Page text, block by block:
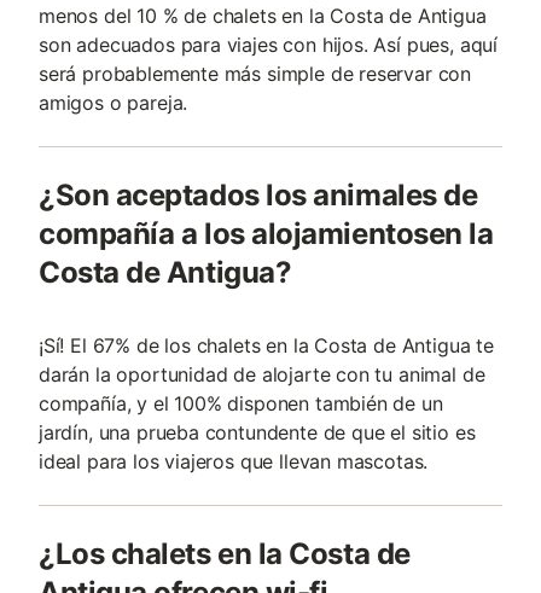
menos del 10 % de chalets en la Costa de Antigua
son adecuados para viajes con hijos. Así pues, aquí
será probablemente más simple de reservar con
amigos o pareja.
¿Son aceptados los animales de
compañía a los alojamientosen la
Costa de Antigua?
¡Sí! El 67% de los chalets en la Costa de Antigua te
darán la oportunidad de alojarte con tu animal de
compañía, y el 100% disponen también de un
jardín, una prueba contundente de que el sitio es
ideal para los viajeros que llevan mascotas.
¿Los chalets en la Costa de